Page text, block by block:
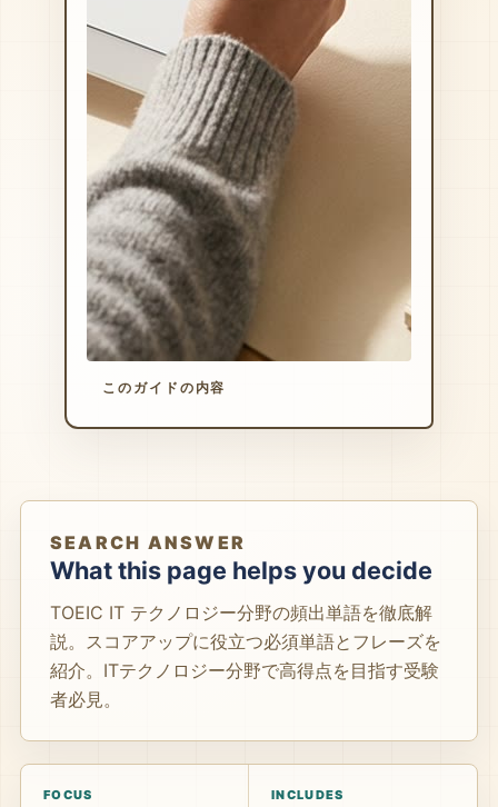
このガイドの内容
SEARCH ANSWER
What this page helps you decide
TOEIC IT テクノロジー分野の頻出単語を徹底解
説。スコアアップに役立つ必須単語とフレーズを
紹介。ITテクノロジー分野で高得点を目指す受験
者必見。
FOCUS INCLUDES